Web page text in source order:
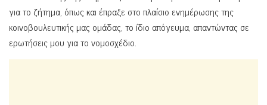
για το ζήτημα, όπως και έπραξε στο πλαίσιο ενημέρωσης της
κοινοβουλευτικής μας ομάδας, το ίδιο απόγευμα, απαντώντας σε
ερωτήσεις μου για το νομοσχέδιο.